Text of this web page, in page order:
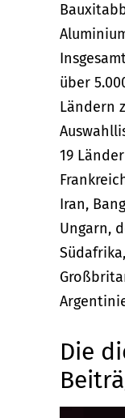
über
Ländern
19
Iran,
Ungarn,
Die